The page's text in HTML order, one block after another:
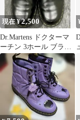
現在 ¥2,500
Dr.Martens ドクターマ
ーチン 3ホール ブラッ
ク